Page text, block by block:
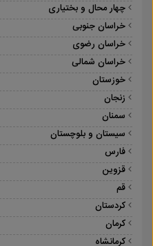
چهار محال و بختیاری
خراسان جنوبی
خراسان رضوی
خراسان شمالی
خوزستان
زنجان
سمنان
سیستان و بلوچستان
فارس
قزوین
قم
کردستان
کرمان
کرمانشاه